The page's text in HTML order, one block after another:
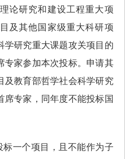
论研究和建设工程重大项
及其他国家级重大科研项
学研究重大课题攻关项目的
专家参加本次投标。申请其
及教育部哲学社会科学研究
席专家，同年度不能投标国
标一个项目，且不能作为子